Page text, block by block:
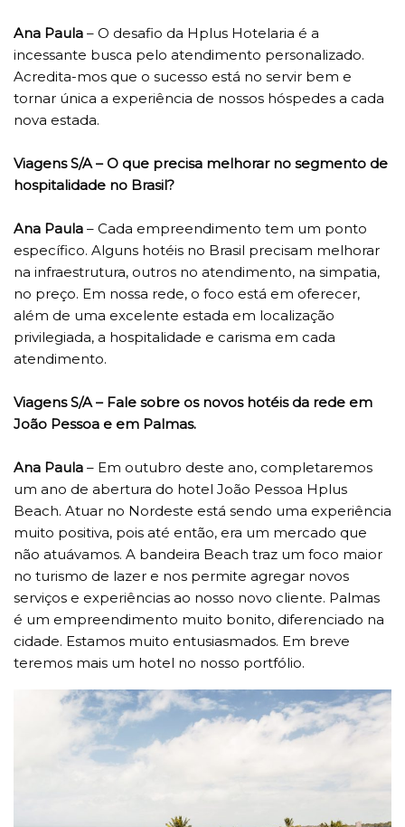
Ana Paula – O desafio da Hplus Hotelaria é a
incessante busca pelo atendimento personalizado.
Acredita-mos que o sucesso está no servir bem e
tornar única a experiência de nossos hóspedes a cada
nova estada.
Viagens S/A – O que precisa melhorar no segmento de
hospitalidade no Brasil?
Ana Paula – Cada empreendimento tem um ponto
específico. Alguns hotéis no Brasil precisam melhorar
na infraestrutura, outros no atendimento, na simpatia,
no preço. Em nossa rede, o foco está em oferecer,
além de uma excelente estada em localização
privilegiada, a hospitalidade e carisma em cada
atendimento.
Viagens S/A – Fale sobre os novos hotéis da rede em
João Pessoa e em Palmas.
Ana Paula – Em outubro deste ano, completaremos
um ano de abertura do hotel João Pessoa Hplus
Beach. Atuar no Nordeste está sendo uma experiência
muito positiva, pois até então, era um mercado que
não atuávamos. A bandeira Beach traz um foco maior
no turismo de lazer e nos permite agregar novos
serviços e experiências ao nosso novo cliente. Palmas
é um empreendimento muito bonito, diferenciado na
cidade. Estamos muito entusiasmados. Em breve
teremos mais um hotel no nosso portfólio.